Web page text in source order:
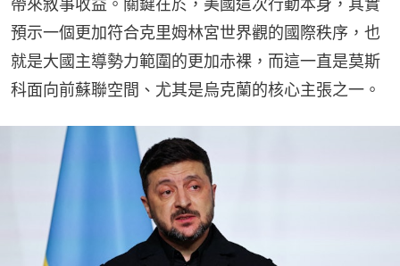
帶來敘事收益。關鍵在於，美國這次行動本身，其實
預示一個更加符合克里姆林宮世界觀的國際秩序，也
就是大國主導勢力範圍的更加赤裸，而這一直是莫斯
科面向前蘇聯空間、尤其是烏克蘭的核心主張之一。